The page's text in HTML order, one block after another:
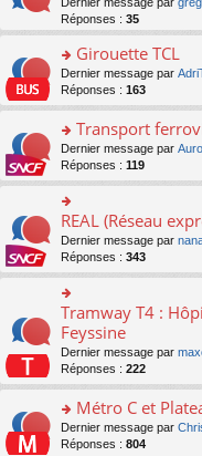
c
e
nt
pl
u
ré
c
e
nt
o
n
le
pl
u
s
ré
c
e
nt
a
g
e
n
o
le
pl
u
s
ré
c
e
nt
le
m
s
s
a
g
e
n
o
le
pl
u
s
ré
c
e
nt
n
s
ult
er
le
s
s
a
g
e
n
o
n
pl
u
s
ré
c
e
Réponses : 35
o
n
s
ult
er
le
m
e
s
s
a
g
e
n
o
n
lu
le
pl
u
s
ré
c
Girouette TCL
Dernier message par
Réponses : 163
o
n
s
ult
er
le
m
e
s
s
g
e
n
lu
le
pl
Transport
Dernier message par
Réponses : 119
o
n
s
er
le
m
e
s
s
a
g
e
n
o
REAL (Réseau
Dernier message par
Réponses : 343
o
n
ult
er
le
m
e
s
Tramway T4 :
Feyssine
Dernier message par
Réponses : 222
o
n
Métro C et
Dernier message par
Réponses : 804